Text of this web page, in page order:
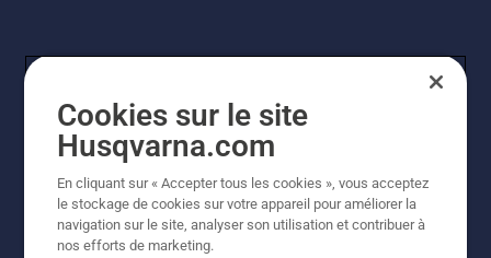
© Husqvarna AB (publ). Tous droits réservés. Les prix
indiqués sont à titre indicatif de Husqvarna Schweiz AG
aux revendeurs participants, prix en CHF, TVA 8,1 % et
Cookies sur le site
Husqvarna.com
En cliquant sur « Accepter tous les cookies », vous acceptez
le stockage de cookies sur votre appareil pour améliorer la
navigation sur le site, analyser son utilisation et contribuer à
nos efforts de marketing.